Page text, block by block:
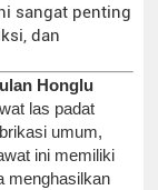
sangat penting
dan
Honglu
las padat
umum,
ini memiliki
menghasilkan